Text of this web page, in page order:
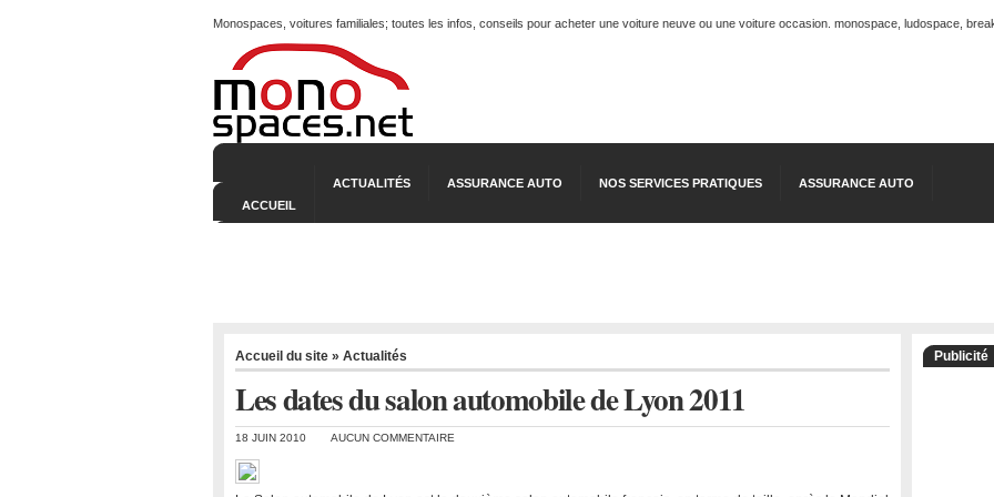
Monospaces, voitures familiales; toutes les infos, conseils pour acheter une voiture neuve ou une voiture occasion. monospace, ludospace,
ACCUEIL
ACTUALITÉS ASSURANCE AUTO NOS SERVICES PRATIQUES ASSURANCE AUTO
Accueil du site » Actualités
Les dates du salon automobile de Lyon 2011
18 JUIN 2010 AUCUN COMMENTAIRE
Publicité